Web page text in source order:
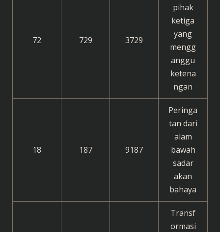
72 729 3729
pihak
ketiga
yang
mengg
anggu
ketena
ngan
18 187 9187
Peringa
tan dari
alam
bawah
sadar
akan
bahaya
Transf
ormasi